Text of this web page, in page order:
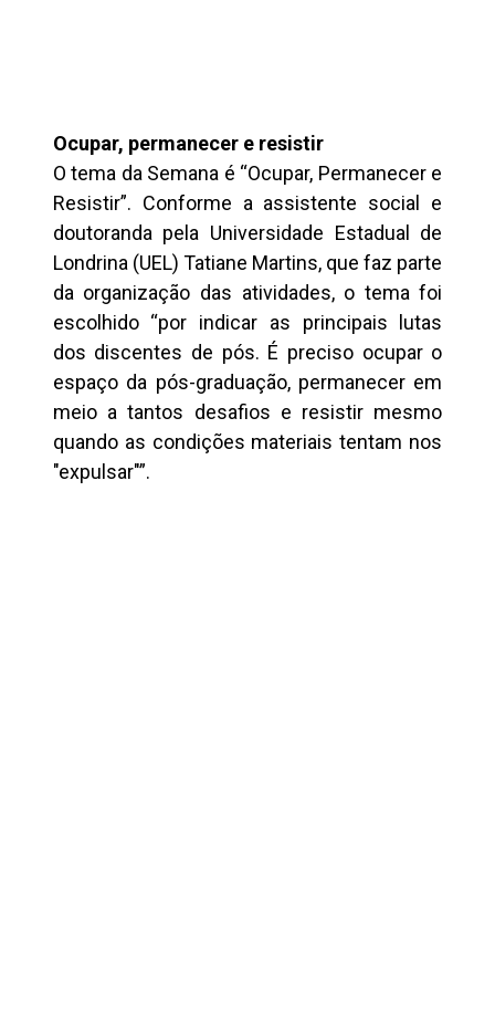
Ocupar, permanecer e resistir
O tema da Semana é “Ocupar, Permanecer e
Resistir”. Conforme a assistente social e
doutoranda pela Universidade Estadual de
Londrina (UEL) Tatiane Martins, que faz parte
da organização das atividades, o tema foi
escolhido “por indicar as principais lutas
dos discentes de pós. É preciso ocupar o
espaço da pós-graduação, permanecer em
meio a tantos desafios e resistir mesmo
quando as condições materiais tentam nos
"expulsar"”.